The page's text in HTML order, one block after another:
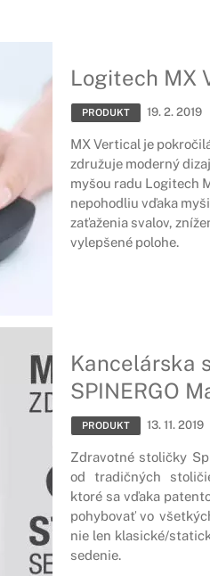
Logitech MX
PRODUKT 19. 2. 2019
MX Vertical je
združuje moderný
myšou radu Logitech
nepohodliu vďaka
zaťaženia svalov,
vylepšené polohe.
Kancelárska
SPINERGO
PRODUKT 13. 11. 2019
Zdravotné stoličky
od tradičných
ktoré sa vďaka
pohybovať vo
nie len klasické/
sedenie.